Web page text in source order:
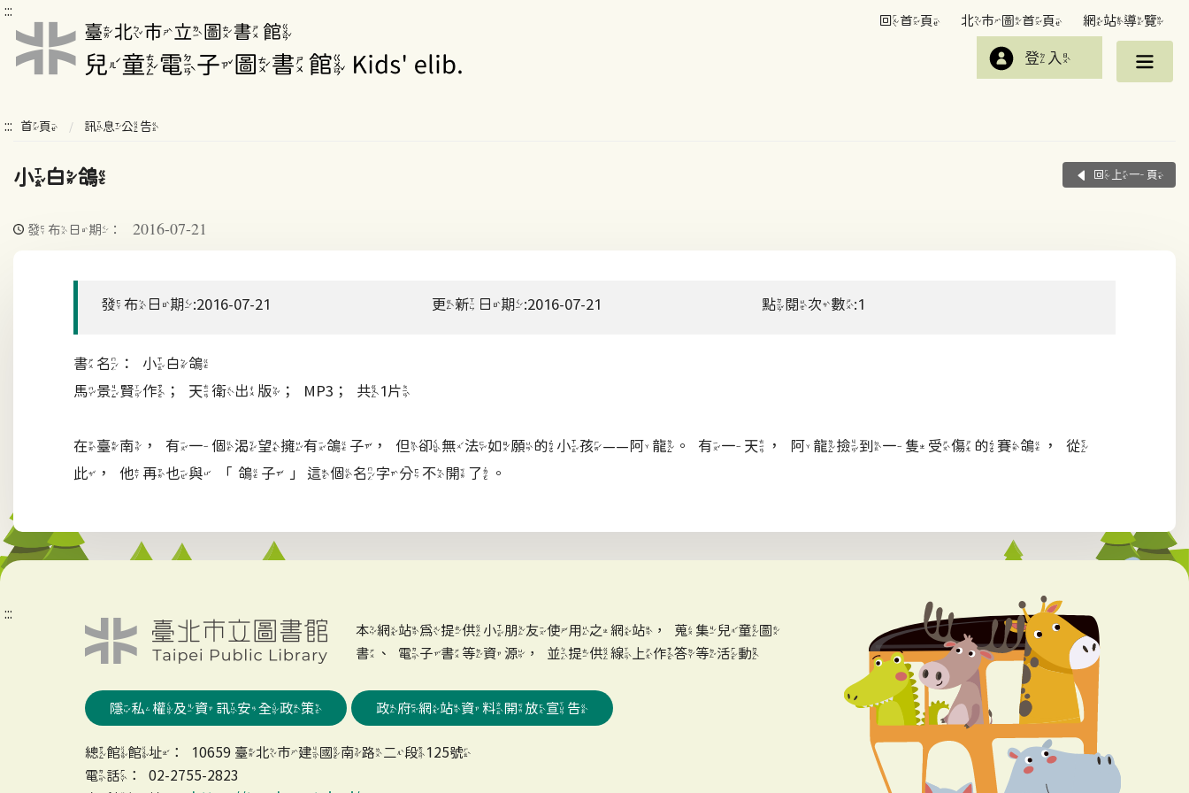
:::
回首頁 北市圖首頁 網站導覽
登入
::: 首頁 訊息公告
小白鴿 回上一頁
發布日期： 2016-07-21
發布日期:2016-07-21 更新日期:2016-07-21 點閱次數:1
書名：小白鴿
馬景賢作；天衛出版；MP3；共1片
在臺南，有一個渴望擁有鴿子，但卻無法如願的小孩——阿龍。有一天，阿龍撿到一隻受傷的賽鴿，從
此，他再也與 「鴿子」這個名字分不開了。
:::
本網站為提供小朋友使用之網站，蒐集兒童圖
書、電子書等資源，並提供線上作答等活動
隱私權及資訊安全政策 政府網站資料開放宣告
總館館址：10659 臺北市建國南路二段125號
電話：02-2755-2823